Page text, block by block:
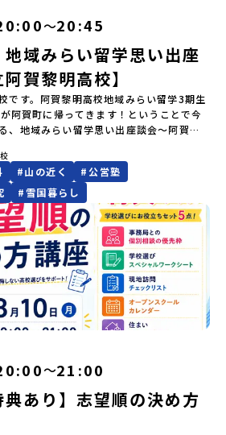
対応させていただきます。ご了承くださ
日＜7月27日＞から、【キャンセルのご連
行代金】・21日目にあたる日以前：無
7日目-2日目：30％・プログラム開始日
開始日当日：50％・ご連絡無しでの不参
の解除：100％・催行中止について天候な
見合わせる可能性があります。その場合
にご連絡いたします。又、最少催行人数
催日3週間前までに催行中止の旨をメール
よくあるご質問その他、よくあるご質問
ください。運営団体について＜プログラ
・教育魅力化プラットフォーム＞「意志
能な地域・社会をつくる」というビジョ
根県に設立した教育事業団体です。日本
ながら、中学卒業後に地域の枠を越えて生
に合った地域・学校で1〜3年間過ごすこ
みらい留学」をはじめとした、教育事業
続けています。名 称：一般財団法人地
ォーム設 立：2017年3月代表者：岩本
根県松江市東本町二丁目25-6 みらい
公式HP：http://c-platform.or.jp/お問い
ム開催情報を公式LINEにて配信中！ぜひ
い留学公式LINE
ールを受信できるよう設定をお願いいた
のお問合せにはお答えしておりません
ォンからお申込ください。申込後の内容
時は、メールアドレスの入力間違いにご
いて１室に複数(同性2～4名程度)で宿泊
アレルギー対応について個別の詳細なア
えしかねる場合がございます。対応が必
談ください。・参加取消や急遽参加でき
加決定後の参加お取り消しはご遠慮下さ
しの場合はお早めに事務局までご連絡く
シーやむを得ない参加お取り消しの場
対応させていただきます。ご了承くださ
日＜8月2日＞から、【キャンセルのご連
行代金】・21日目にあたる日以前：無
7日目-2日目：30％・プログラム開始日
開始日当日：50％・ご連絡無しでの不参
の解除：100％・催行中止について天候な
見合わせる可能性があります。その場合
でにご連絡いたします。又、最少催行人数
催日3週間前までに催行中止の旨をメール
よくあるご質問その他、よくあるご質問
ください。運営団体について＜プログラ
・教育魅力化プラットフォーム＞「意志
能な地域・社会をつくる」というビジョ
根県に設立した教育事業団体です。日本
ながら、中学卒業後に地域の枠を越えて生
に合った地域・学校で1〜3年間過ごすこ
生、中学3年生【宿泊先】ペンションき
名程度)で宿泊いただく予定です。【旅行
まれる費用のうち、以下の内容が無料と
）・プログラム内のアクティビティ・体
の費用は参加者のご負担となります・集
お土産代や自由時間の個人飲食費などの
大10名（お申し込み多数の場合は抽選の
申し込み多数の場合は、締め切り後1週間
いたします。【申し込み締切】6月8日
月) 12：00まで疑問も不安もワクワクに
学」ステップアップ説明会プログラムの
、お申し込みを迷われている方向けに
を行います。知りたい情報のレベルに合
ップをご活用ください。【STEP 1】全体
イブ動画を公開中！）〜まずは「おため
へ〜日本全国20以上の地域から選んで参
学」の全体像や魅力について、説明会を
での参加にあたり、保護者様が特に気に
のサポート体制」についても詳しく解説
からお気軽にご視聴ください。🎬 [アーカ
：
たうえで、「プログラムで何をする
」という疑問にお答えする詳細配信で
中身をお伝えします。日時：6月10日(水)
んなところ？プログラム詳細解説、質疑
水市・出水工業高校/北海道標津町/岩手
今回のプログラムでは、この取り組みを
食づくりを体験。地域の食文化と向き合
ト」が見つかるきっかけになります。そ
な魅力がギュッと詰まった北海道標津町
、五感で感じるフィールドワークをしな
」「伝統的な産業と人々の暮らし」の魅
んか？体験のおすすめポイント体験プロ
目＞（PM）「オリエンテーション・自己
学館見学」 -「鮭の聖地・しべつ」の歴
」 -高校生も一緒にみんなで夕食「1日
（AM）「 ポー川史跡公園散策または渓
縄文文化に触れる -渓流釣りで自然を満
-地元の方との交流「自由時間：海の公
る！」 -高校生との交流「みんなで
まちの人たちと交流＜3日目＞（AM）
」 -みんなで振り返り対話（PM） 13：
30頃到着)※14：50 中標津空港発 (羽田
る想定※天候の状況や参加人数によってプ
ございます。参加概要【開催場所】北海
4日（火）〜 8月6日（木）※参加が確定し
30～20：00に「参加者向け事前オンラ
定です。必ず参加をお願いします。【集合
月4日(火) 14：30 集合【解散場所・時
) 13：30 解散【対象】中学2年生、中学3
の家※1室に複数(同性2～4名程度)で宿泊
代金】無料※旅行代金に含まれる費用の
なります：・宿泊費（2泊分）・プログラ
〜20:45
域みらい留学思い出座
賀黎明高校】
です。阿賀黎明高校地域みらい留学3期生
阿賀町に帰ってきます！ということで今
、地域みらい留学思い出座談会～阿賀黎
域みらい留学の3年間がどんなものだった
の田村が色々と聞き出して行きたいと思
すすめ＊☆寮生のリアルを見たい！☆ま
分が高校生になったら…☆どうして阿賀
話を聞いてみたい！★募集しているの
「ともにつくる。」町の暮らしも、学校
緒に考えてみる・やってみる、そうやっ
を見つけていく。そんな仲間を募集して
※途中参加退出等、自由で
も大歓迎！※パソコンでのご参加がおす
時チャットへ質問するのが同時にできる
～～～～～阿賀黎明高校魅力化プロジェ
#山の近く #公営塾
#雪国暮らし
〜21:00
典あり】志望順の決め方